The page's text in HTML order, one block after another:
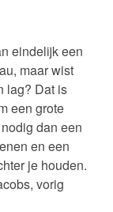
eindelijk een
maar wist
lag? Dat is
een grote
dan een
en een
je houden.
vorig